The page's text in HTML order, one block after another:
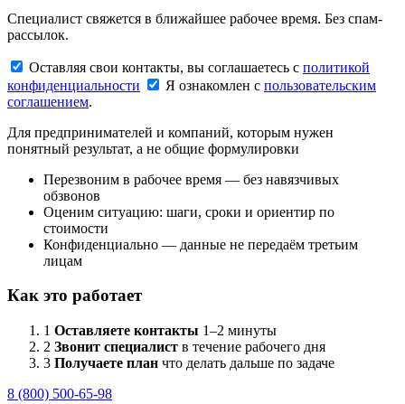
Специалист свяжется в ближайшее рабочее время. Без спам-
рассылок.
Оставляя свои контакты, вы соглашаетесь с политикой
конфиденциальности
Я ознакомлен с пользовательским
соглашением.
Для предпринимателей и компаний, которым нужен
понятный результат, а не общие формулировки
Перезвоним в рабочее время — без навязчивых
обзвонов
Оценим ситуацию: шаги, сроки и ориентир по
стоимости
Конфиденциально — данные не передаём третьим
лицам
Как это работает
1 Оставляете контакты 1–2 минуты
2 Звонит специалист в течение рабочего дня
3 Получаете план что делать дальше по задаче
8 (800) 500-65-98